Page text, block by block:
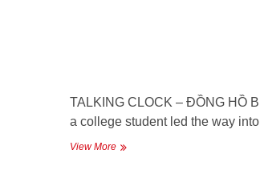
TALKING CLOCK – ĐỒNG HỒ
a college student led the way
View MoreTALKING